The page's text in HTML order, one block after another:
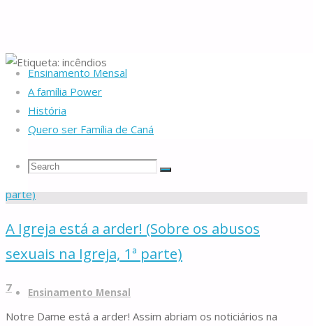
Ensinamento Mensal
A família Power
História
Quero ser Família de Caná
Search
Search
Search
de
Caná
to
content
Ensinamento Mensal
Home
Posts tagged "incêndios"
Etiqueta:incêndios
A Igreja está a arder! (Sobre os abusos
sexuais na Igreja, 1ª parte)
7
Notre Dame está a arder! Assim abriam os noticiários na